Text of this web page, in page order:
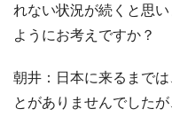
れない状況が続くと思
ようにお考えですか？
朝井：日本に来るまで
とがありませんでした